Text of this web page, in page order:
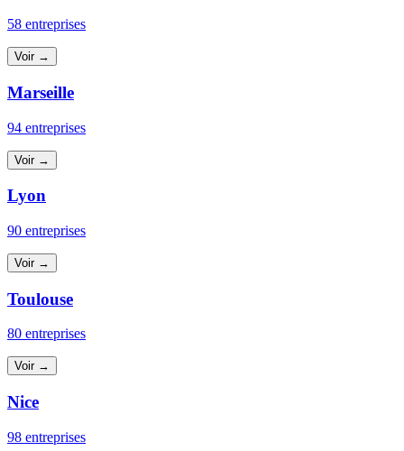
58 entreprises
Voir →
Marseille
94 entreprises
Voir →
Lyon
90 entreprises
Voir →
Toulouse
80 entreprises
Voir →
Nice
98 entreprises